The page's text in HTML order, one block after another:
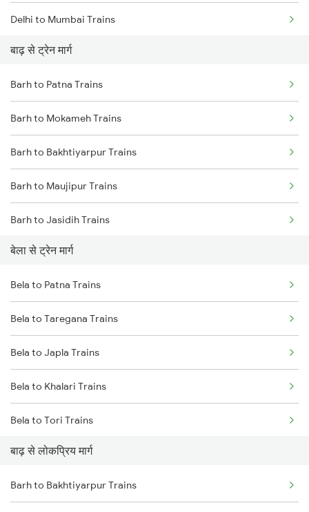
Delhi to Mumbai Trains
Mumbai to Pune Trains
Delhi to Jammu Trains
Mumbai to Delhi Trains
Mumbai to Goa Trains
Chennai to Coimbatore Trains
बाढ़ से ट्रेन मार्ग
Barh to Patna Trains
Barh to Mokameh Trains
Barh to Bakhtiyarpur Trains
Barh to Maujipur Trains
Barh to Jasidih Trains
Barh to Chittaranjan Trains
Barh to Asansol Trains
Barh to Jhajha Trains
Barh to Jamui Trains
Barh to Kolkata Trains
बेला से ट्रेन मार्ग
Bela to Patna Trains
Bela to Taregana Trains
Bela to Japla Trains
Bela to Khalari Trains
Bela to Tori Trains
बाढ़ से लोकप्रिय मार्ग
Barh to Bakhtiyarpur Trains